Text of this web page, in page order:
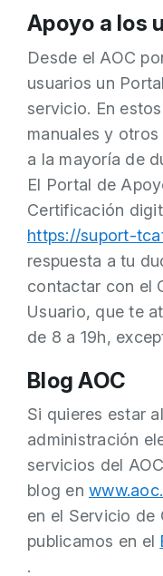
Apoyo a los
Desde el AOC
usuarios un
servicio. En
manuales y
a la mayoría de
El Portal de
Certificación
https://suport-
respuesta a tu
contactar con el
Usuario, que te
de 8 a 19h,
Blog AOC
Si quieres estar
administración
servicios del
blog en
en el Servicio de
publicamos en el
.